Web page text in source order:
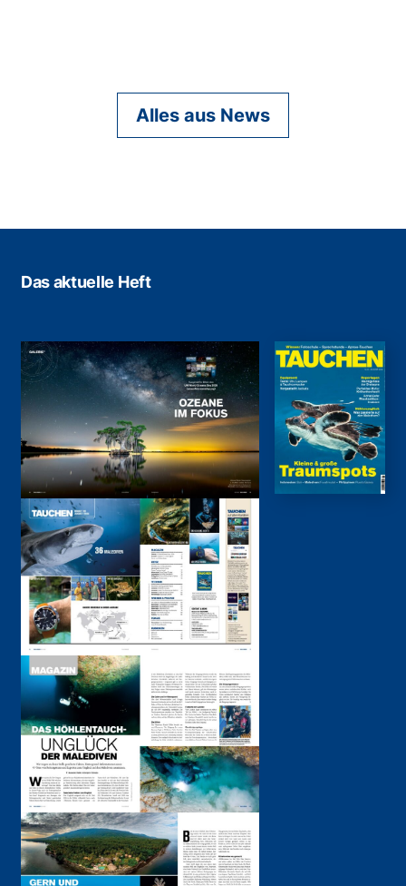
Alles aus News
Das aktuelle Heft